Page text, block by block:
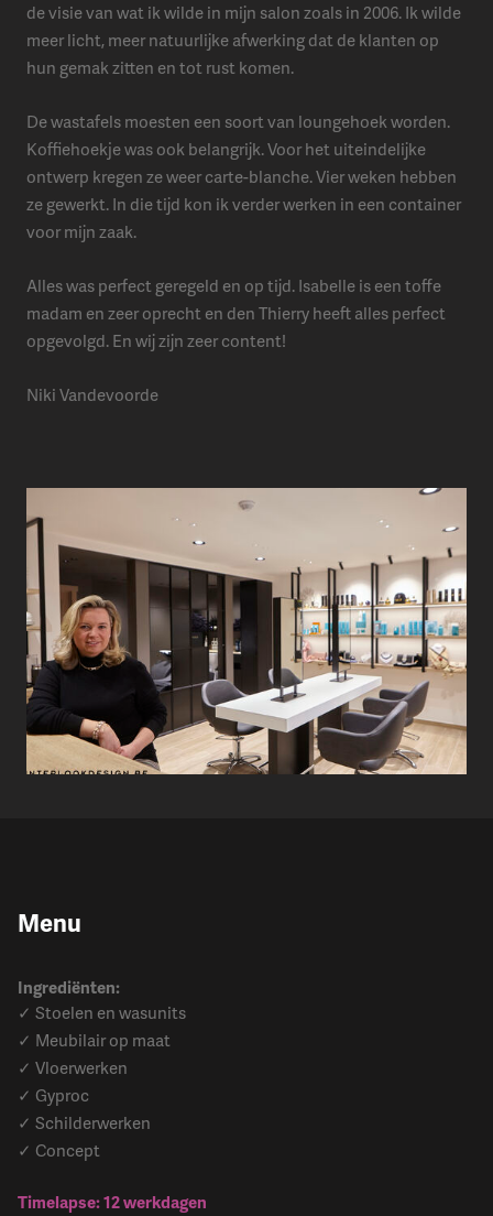
de visie van wat ik wilde in mijn salon zoals in 2006. Ik wilde
meer licht, meer natuurlijke afwerking dat de klanten op
hun gemak zitten en tot rust komen.
De wastafels moesten een soort van loungehoek worden.
Koffiehoekje was ook belangrijk. Voor het uiteindelijke
ontwerp kregen ze weer carte-blanche. Vier weken hebben
ze gewerkt. In die tijd kon ik verder werken in een container
voor mijn zaak.
Alles was perfect geregeld en op tijd. Isabelle is een toffe
madam en zeer oprecht en den Thierry heeft alles perfect
opgevolgd. En wij zijn zeer content!
Niki Vandevoorde
Menu
Ingrediënten:
✓ Stoelen en wasunits
✓ Meubilair op maat
✓ Vloerwerken
✓ Gyproc
✓ Schilderwerken
✓ Concept
Timelapse: 12 werkdagen